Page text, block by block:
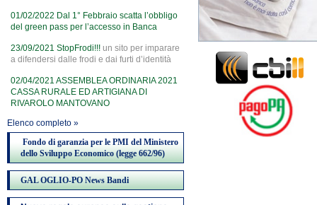
01/02/2022 Dal 1° Febbraio scatta l’obbligo
del green pass per l’accesso in Banca
23/09/2021 StopFrodi!!! un sito per imparare
a difendersi dalle frodi e dai furti d’identità
02/04/2021 ASSEMBLEA ORDINARIA 2021
CASSA RURALE ED ARTIGIANA DI
RIVAROLO MANTOVANO
Elenco completo »
Fondo di garanzia per le PMI del Ministero
dello Sviluppo Economico (legge 662/96)
GAL OGLIO-PO News Bandi